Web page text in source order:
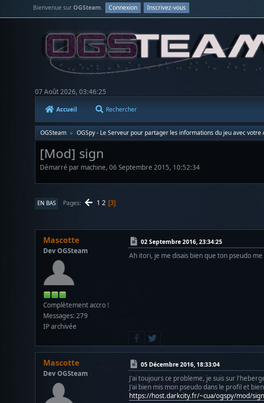
Bienvenue surOGSteam. Connexion Inscrivez-vous
07 Août 2026, 03:46:25
Accueil Rechercher
OGSteam ► OGSpy - Le Serveur pour partager les informations du jeu avec votre
[Mod] sign
Démarré par machine, 06 Septembre 2015, 10:52:34
EN BAS Pages 1 2 3
Mascotte
Dev OGSteam
Complètement accro !
Messages: 279
IP archivée
02 Septembre 2016, 23:34:25
Ah itori, je me disais bien que ton pseudo
Mascotte
Dev OGSteam
05 Décembre 2016, 18:33:04
J'ai toujours ce probleme, je suis sur
J'ai bien mis mon pseudo dans le profil et
https://host.darkcity.fr/~cua/ogspy/mod/